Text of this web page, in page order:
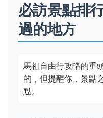
必訪景點排
過的地方
馬祖自由行攻略的重
的，但提醒你，景點
點。